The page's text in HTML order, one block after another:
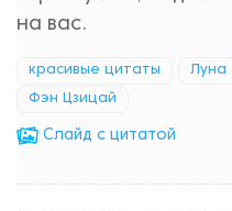
на вас.
красивые цитаты Луна
Фэн Цзицай
Cлайд с цитатой